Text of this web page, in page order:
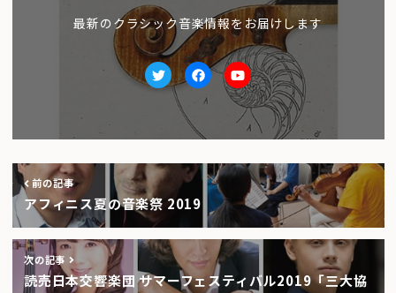
最新のクラシック音楽情報をお届けします
TwitterfacebookYoutube
前の記事
アフィニス夏の音楽祭 2019
次の記事
読売日本交響楽団 サマーフェスティバル2019「三大協